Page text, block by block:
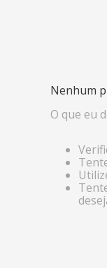
Nenhum
O que eu